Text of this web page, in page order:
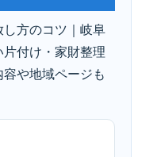
方のコツ｜岐阜
付け・家財整理
や地域ページも